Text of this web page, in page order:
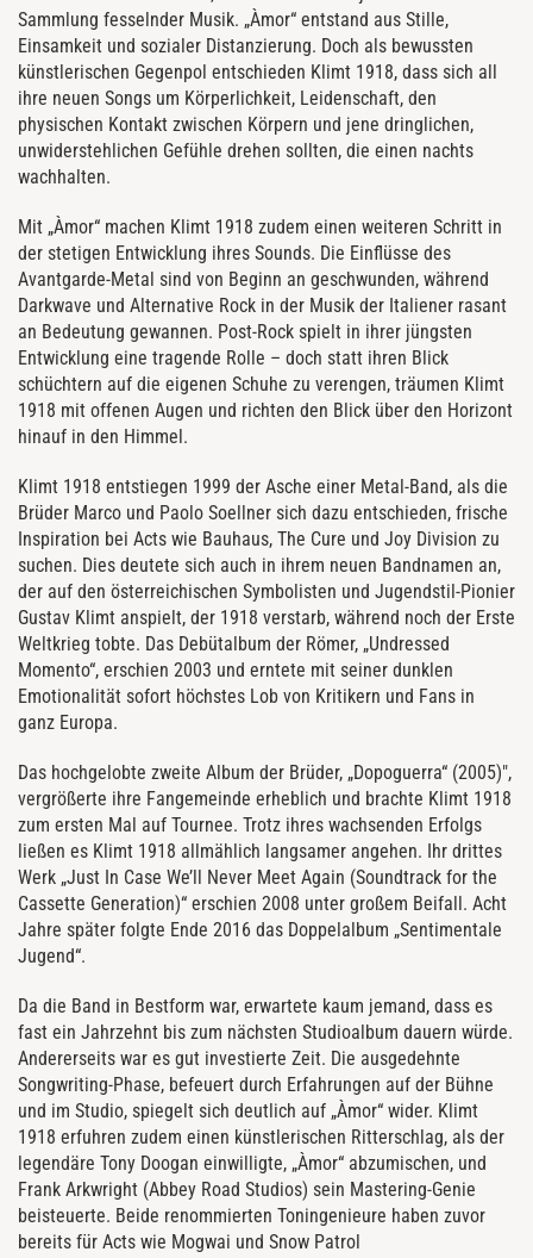
Sammlung fesselnder Musik. „Àmor“ entstand aus Stille,
Einsamkeit und sozialer Distanzierung. Doch als bewussten
künstlerischen Gegenpol entschieden Klimt 1918, dass sich all
ihre neuen Songs um Körperlichkeit, Leidenschaft, den
physischen Kontakt zwischen Körpern und jene dringlichen,
unwiderstehlichen Gefühle drehen sollten, die einen nachts
wachhalten.
Mit „Àmor“ machen Klimt 1918 zudem einen weiteren Schritt in
der stetigen Entwicklung ihres Sounds. Die Einflüsse des
Avantgarde-Metal sind von Beginn an geschwunden, während
Darkwave und Alternative Rock in der Musik der Italiener rasant
an Bedeutung gewannen. Post-Rock spielt in ihrer jüngsten
Entwicklung eine tragende Rolle – doch statt ihren Blick
schüchtern auf die eigenen Schuhe zu verengen, träumen Klimt
1918 mit offenen Augen und richten den Blick über den Horizont
hinauf in den Himmel.
Klimt 1918 entstiegen 1999 der Asche einer Metal-Band, als die
Brüder Marco und Paolo Soellner sich dazu entschieden, frische
Inspiration bei Acts wie Bauhaus, The Cure und Joy Division zu
suchen. Dies deutete sich auch in ihrem neuen Bandnamen an,
der auf den österreichischen Symbolisten und Jugendstil-Pionier
Gustav Klimt anspielt, der 1918 verstarb, während noch der Erste
Weltkrieg tobte. Das Debütalbum der Römer, „Undressed
Momento“, erschien 2003 und erntete mit seiner dunklen
Emotionalität sofort höchstes Lob von Kritikern und Fans in
ganz Europa.
Das hochgelobte zweite Album der Brüder, „Dopoguerra“ (2005)",
vergrößerte ihre Fangemeinde erheblich und brachte Klimt 1918
zum ersten Mal auf Tournee. Trotz ihres wachsenden Erfolgs
ließen es Klimt 1918 allmählich langsamer angehen. Ihr drittes
Werk „Just In Case We’ll Never Meet Again (Soundtrack for the
Cassette Generation)“ erschien 2008 unter großem Beifall. Acht
Jahre später folgte Ende 2016 das Doppelalbum „Sentimentale
Jugend“.
Da die Band in Bestform war, erwartete kaum jemand, dass es
fast ein Jahrzehnt bis zum nächsten Studioalbum dauern würde.
Andererseits war es gut investierte Zeit. Die ausgedehnte
Songwriting-Phase, befeuert durch Erfahrungen auf der Bühne
und im Studio, spiegelt sich deutlich auf „Àmor“ wider. Klimt
1918 erfuhren zudem einen künstlerischen Ritterschlag, als der
legendäre Tony Doogan einwilligte, „Àmor“ abzumischen, und
Frank Arkwright (Abbey Road Studios) sein Mastering-Genie
beisteuerte. Beide renommierten Toningenieure haben zuvor
bereits für Acts wie Mogwai und Snow Patrol